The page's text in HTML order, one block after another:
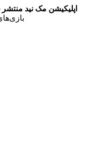
اپلیکیشن مک نید